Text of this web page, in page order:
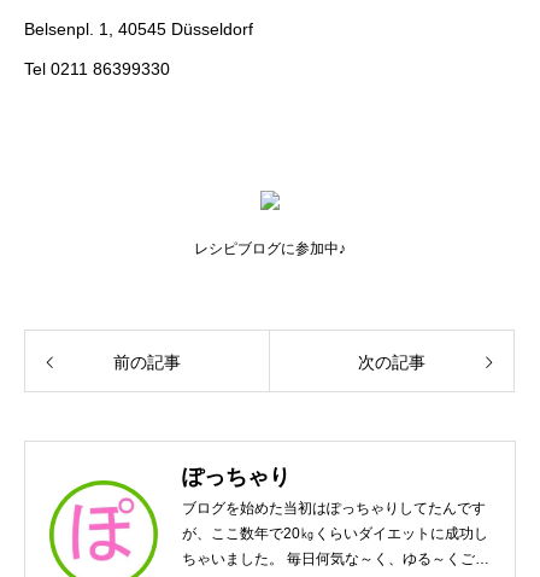
Belsenpl. 1, 40545 Düsseldorf
Tel 0211 86399330
レシピブログに参加中♪
前の記事 次の記事
ぽっちゃり
ブログを始めた当初はぽっちゃりしてたんです
が、ここ数年で20㎏くらいダイエットに成功し
ちゃいました。 毎日何気な～く、ゆる～くご飯